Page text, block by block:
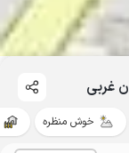
غربی
خوش منظره